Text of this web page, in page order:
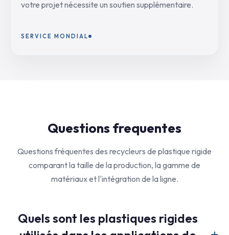
votre projet nécessite un soutien supplémentaire.
SERVICE MONDIAL
Questions frequentes
Questions fréquentes des recycleurs de plastique rigide
comparant la taille de la production, la gamme de
matériaux et l'intégration de la ligne.
Quels sont les plastiques rigides